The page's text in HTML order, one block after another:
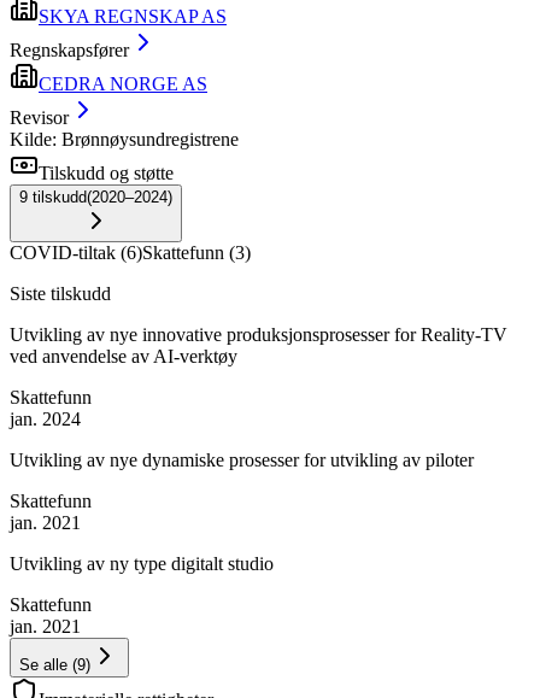
SKYA REGNSKAP AS
Regnskapsfører
CEDRA NORGE AS
Revisor
Kilde: Brønnøysundregistrene
Tilskudd og støtte
9 tilskudd(2020–2024)
COVID-tiltak (6)Skattefunn (3)
Siste tilskudd
Utvikling av nye innovative produksjonsprosesser for Reality-TV
ved anvendelse av AI-verktøy
Skattefunn
jan. 2024
Utvikling av nye dynamiske prosesser for utvikling av piloter
Skattefunn
jan. 2021
Utvikling av ny type digitalt studio
Skattefunn
jan. 2021
Se alle (9)